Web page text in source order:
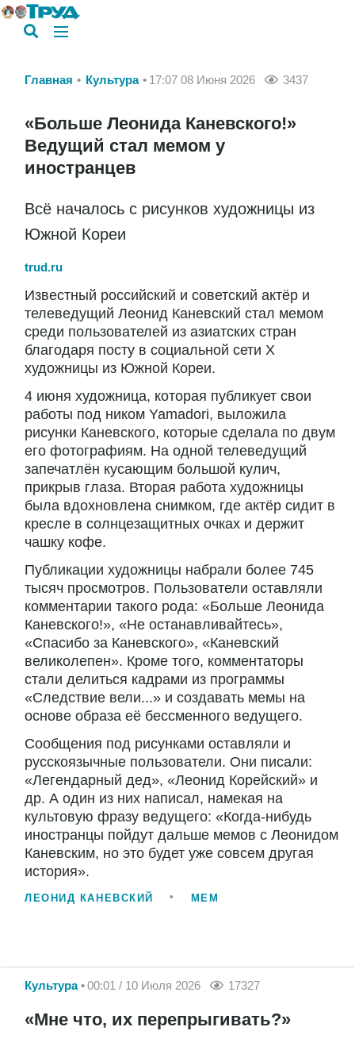
Главная Культура 17:07 08 Июня 2026 3437
«Больше Леонида Каневского!»
Ведущий стал мемом у
иностранцев
Всё началось с рисунков художницы из
Южной Кореи
trud.ru
Известный российский и советский актёр и
телеведущий Леонид Каневский стал мемом
среди пользователей из азиатских стран
благодаря посту в социальной сети X
художницы из Южной Кореи.
4 июня художница, которая публикует свои
работы под ником Yamadori, выложила
рисунки Каневского, которые сделала по двум
его фотографиям. На одной телеведущий
запечатлён кусающим большой кулич,
прикрыв глаза. Вторая работа художницы
была вдохновлена снимком, где актёр сидит в
кресле в солнцезащитных очках и держит
чашку кофе.
Публикации художницы набрали более 745
тысяч просмотров. Пользователи оставляли
комментарии такого рода: «Больше Леонида
Каневского!», «Не останавливайтесь»,
«Спасибо за Каневского», «Каневский
великолепен». Кроме того, комментаторы
стали делиться кадрами из программы
«Следствие вели...» и создавать мемы на
основе образа её бессменного ведущего.
Сообщения под рисунками оставляли и
русскоязычные пользователи. Они писали:
«Легендарный дед», «Леонид Корейский» и
др. А один из них написал, намекая на
культовую фразу ведущего: «Когда-нибудь
иностранцы пойдут дальше мемов с Леонидом
Каневским, но это будет уже совсем другая
история».
ЛЕОНИД КАНЕВСКИЙ МЕМ
Культура 00:01 / 10 Июля 2026 17327
«Мне что, их перепрыгивать?»